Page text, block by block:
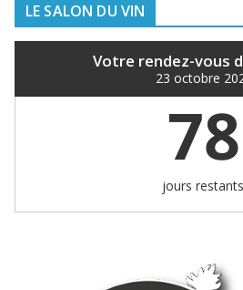
LE SALON DU VIN
Votre rendez-vous
23 octobre
78
jours